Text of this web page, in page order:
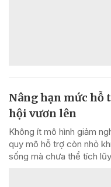
Nâng hạn mức hỗ
hội vươn lên
Không ít mô hình giảm
quy mô hỗ trợ còn nhỏ
sống mà chưa thể tích